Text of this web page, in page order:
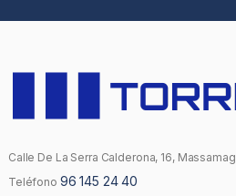
Calle De La Serra Calderona, 16,
Teléfono 96 145 24 40